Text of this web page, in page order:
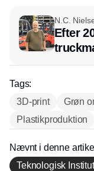
N.C.
Efter
Tags:
3D-print
Grøn
Plastikproduktion
Nævnt i denne
Teknologisk